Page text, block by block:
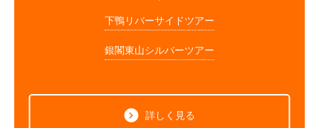
下鴨リバーサイドツアー
銀閣東山シルバーツアー
詳しく見る